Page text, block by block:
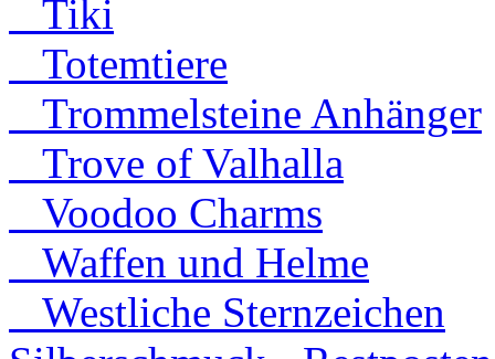
Tiki
Totemtiere
Trommelsteine Anhänger
Trove of Valhalla
Voodoo Charms
Waffen und Helme
Westliche Sternzeichen